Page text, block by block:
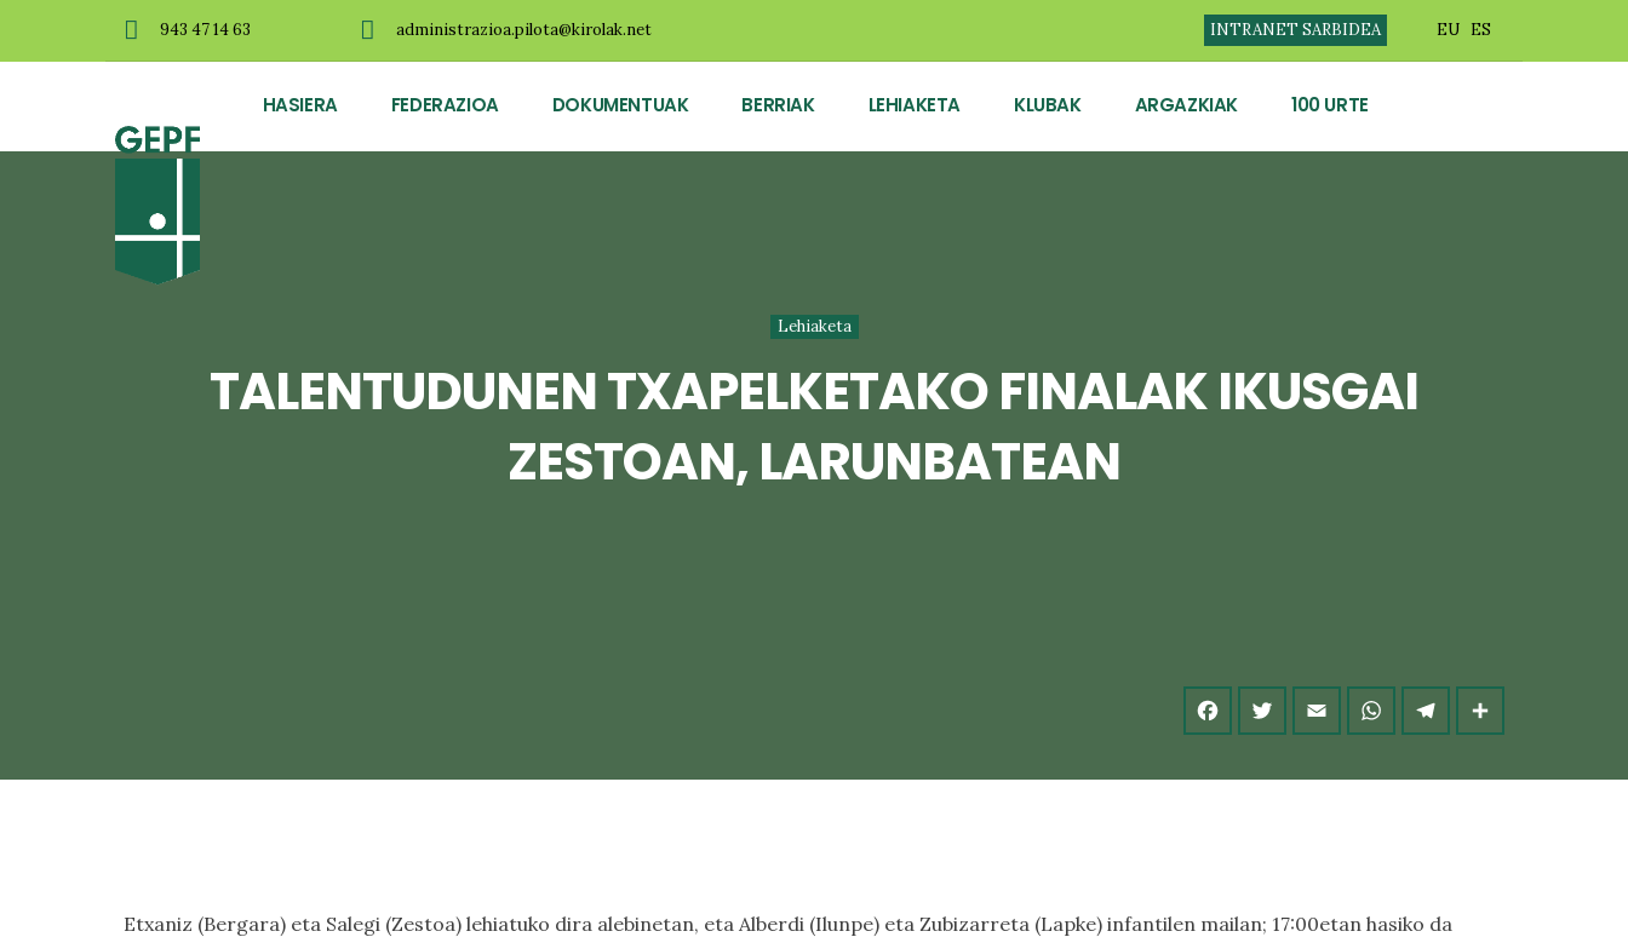
943 47 14 63 administrazioa.pilota@kirolak.net INTRANET SARBIDEA EU ES
HASIERA FEDERAZIOA DOKUMENTUAK BERRIAK LEHIAKETA KLUBAK ARGAZKIAK 100 URTE
Lehiaketa
TALENTUDUNEN TXAPELKETAKO FINALAK IKUSGAI
ZESTOAN, LARUNBATEAN
Etxaniz (Bergara) eta Salegi (Zestoa) lehiatuko dira alebinetan, eta Alberdi (Ilunpe) eta Zubizarreta (Lapke) infantilen mailan; 17:00etan hasiko da